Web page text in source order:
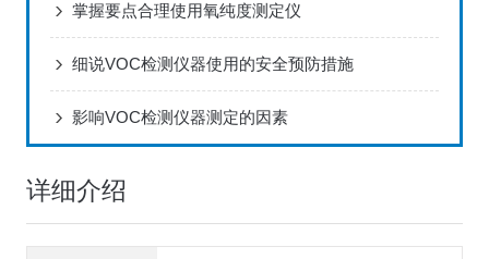
掌握要点合理使用氧纯度测定仪
细说VOC检测仪器使用的安全预防措施
影响VOC检测仪器测定的因素
详细介绍